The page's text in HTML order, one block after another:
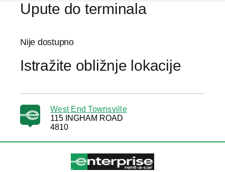
Upute do terminala
Nije dostupno
Istražite obližnje lokacije
West End Townsville
115 INGHAM ROAD
4810